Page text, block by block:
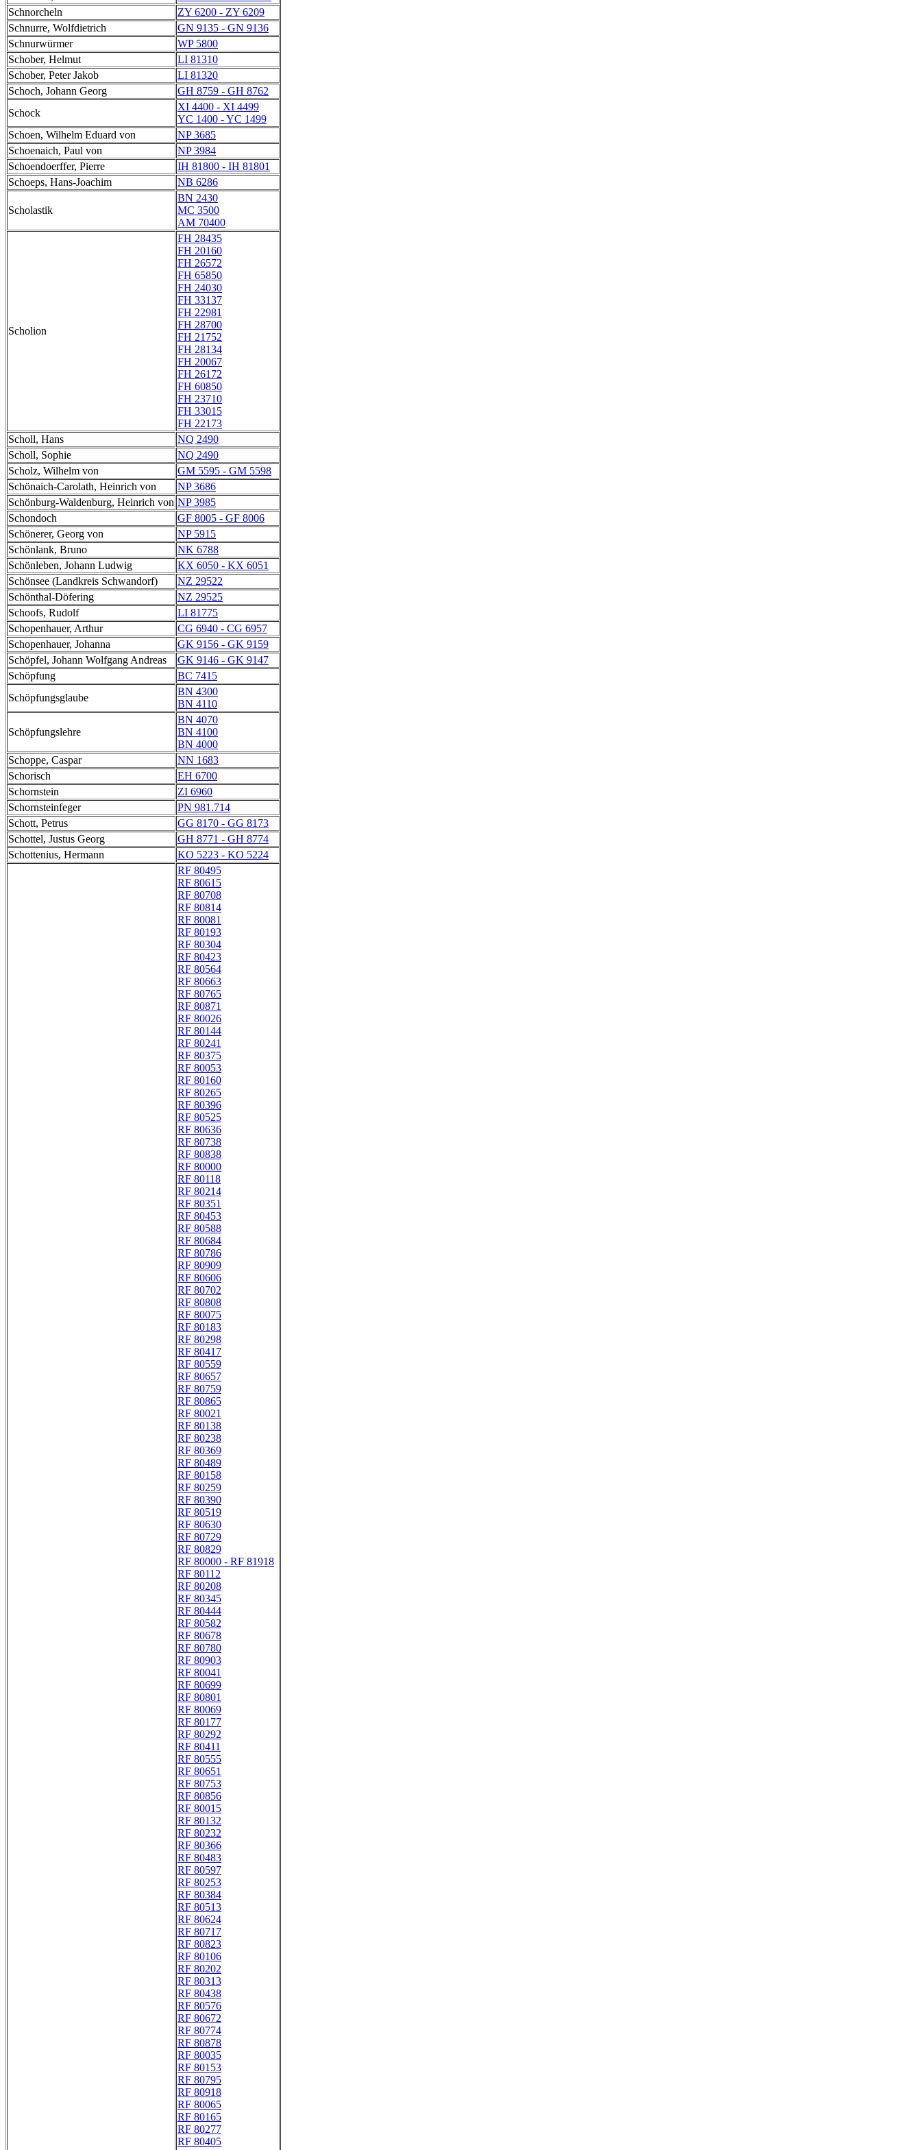
Schnorcheln
ZY 6200 - ZY 6209
Schnurre, Wolfdietrich
GN 9135 - GN 9136
Schnurwürmer
WP 5800
Schober, Helmut
LI 81310
Schober, Peter Jakob
LI 81320
Schoch, Johann Georg
GH 8759 - GH 8762
Schock
XI 4400 - XI 4499
YC 1400 - YC 1499
Schoen, Wilhelm Eduard von
NP 3685
Schoenaich, Paul von
NP 3984
Schoendoerffer, Pierre
IH 81800 - IH 81801
Schoeps, Hans-Joachim
NB 6286
Scholastik
BN 2430
MC 3500
AM 70400
Scholion
FH 28435
FH 20160
FH 26572
FH 65850
FH 24030
FH 33137
FH 22981
FH 28700
FH 21752
FH 28134
FH 20067
FH 26172
FH 60850
FH 23710
FH 33015
FH 22173
Scholl, Hans
NQ 2490
Scholl, Sophie
NQ 2490
Scholz, Wilhelm von
GM 5595 - GM 5598
Schönaich-Carolath, Heinrich von
NP 3686
Schönburg-Waldenburg, Heinrich von NP 3985
Schondoch
GF 8005 - GF 8006
Schönerer, Georg von
NP 5915
Schönlank, Bruno
NK 6788
Schönleben, Johann Ludwig
KX 6050 - KX 6051
Schönsee (Landkreis Schwandorf)
NZ 29522
Schönthal-Döfering
NZ 29525
Schoofs, Rudolf
LI 81775
Schopenhauer, Arthur
CG 6940 - CG 6957
Schopenhauer, Johanna
GK 9156 - GK 9159
Schöpfel, Johann Wolfgang Andreas
GK 9146 - GK 9147
Schöpfung
BC 7415
Schöpfungsglaube
BN 4300
BN 4110
Schöpfungslehre
BN 4070
BN 4100
BN 4000
Schoppe, Caspar
NN 1683
Schorisch
EH 6700
Schornstein
ZI 6960
Schornsteinfeger
PN 981.714
Schott, Petrus
GG 8170 - GG 8173
Schottel, Justus Georg
GH 8771 - GH 8774
Schottenius, Hermann
KO 5223 - KO 5224
RF 80495
RF 80615
RF 80708
RF 80814
RF 80081
RF 80193
RF 80304
RF 80423
RF 80564
RF 80663
RF 80765
RF 80871
RF 80026
RF 80144
RF 80241
RF 80375
RF 80053
RF 80160
RF 80265
RF 80396
RF 80525
RF 80636
RF 80738
RF 80838
RF 80000
RF 80118
RF 80214
RF 80351
RF 80453
RF 80588
RF 80684
RF 80786
RF 80909
RF 80606
RF 80702
RF 80808
RF 80075
RF 80183
RF 80298
RF 80417
RF 80559
RF 80657
RF 80759
RF 80865
RF 80021
RF 80138
RF 80238
RF 80369
RF 80489
RF 80158
RF 80259
RF 80390
RF 80519
RF 80630
RF 80729
RF 80829
RF 80000 - RF 81918
RF 80112
RF 80208
RF 80345
RF 80444
RF 80582
RF 80678
RF 80780
RF 80903
RF 80041
RF 80699
RF 80801
RF 80069
RF 80177
RF 80292
RF 80411
RF 80555
RF 80651
RF 80753
RF 80856
RF 80015
RF 80132
RF 80232
RF 80366
RF 80483
RF 80597
RF 80253
RF 80384
RF 80513
RF 80624
RF 80717
RF 80823
RF 80106
RF 80202
RF 80313
RF 80438
RF 80576
RF 80672
RF 80774
RF 80878
RF 80035
RF 80153
RF 80795
RF 80918
RF 80065
RF 80165
RF 80277
RF 80405